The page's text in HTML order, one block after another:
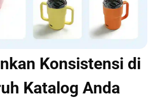
Konsistensi di
Katalog Anda